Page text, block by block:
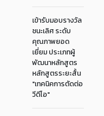
เข้ารับมอบรางวัล
ชนะเลิศ ระดับ
คุณภาพยอด
เยี่ยม ประเภทผู้
พัฒนาหลักสูตร
หลักสูตรระยะสั้น
"เทคนิคการตัดต่อ
วีดีโอ"